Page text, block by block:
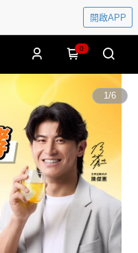
開啟APP
0
1/6